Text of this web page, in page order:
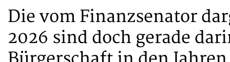
Die vom Finanzsenator
2026 sind doch gerade